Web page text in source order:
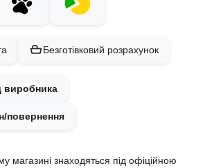
Безготівковий розрахунок
виробника
повернення
магазині знаходяться під офіційною